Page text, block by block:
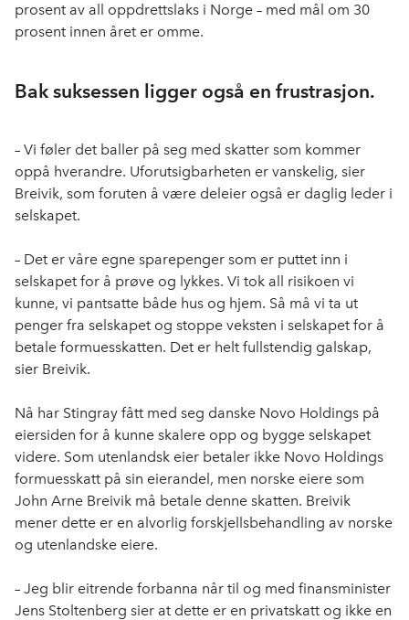
prosent av all oppdrettslaks i Norge – med mål om 30
prosent innen året er omme.
Bak suksessen ligger også en frustrasjon.
– Vi føler det baller på seg med skatter som kommer
oppå hverandre. Uforutsigbarheten er vanskelig, sier
Breivik, som foruten å være deleier også er daglig leder i
selskapet.
– Det er våre egne sparepenger som er puttet inn i
selskapet for å prøve og lykkes. Vi tok all risikoen vi
kunne, vi pantsatte både hus og hjem. Så må vi ta ut
penger fra selskapet og stoppe veksten i selskapet for å
betale formuesskatten. Det er helt fullstendig galskap,
sier Breivik.
Nå har Stingray fått med seg danske Novo Holdings på
eiersiden for å kunne skalere opp og bygge selskapet
videre. Som utenlandsk eier betaler ikke Novo Holdings
formuesskatt på sin eierandel, men norske eiere som
John Arne Breivik må betale denne skatten. Breivik
mener dette er en alvorlig forskjellsbehandling av norske
og utenlandske eiere.
– Jeg blir eitrende forbanna når til og med finansminister
Jens Stoltenberg sier at dette er en privatskatt og ikke en